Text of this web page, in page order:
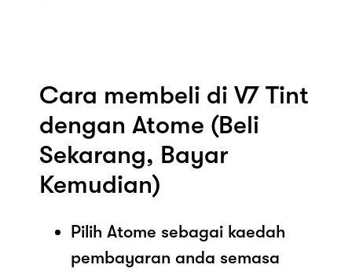
Cara membeli di V7 Tint
dengan Atome (Beli
Sekarang, Bayar
Kemudian)
Pilih Atome sebagai kaedah
pembayaran anda semasa